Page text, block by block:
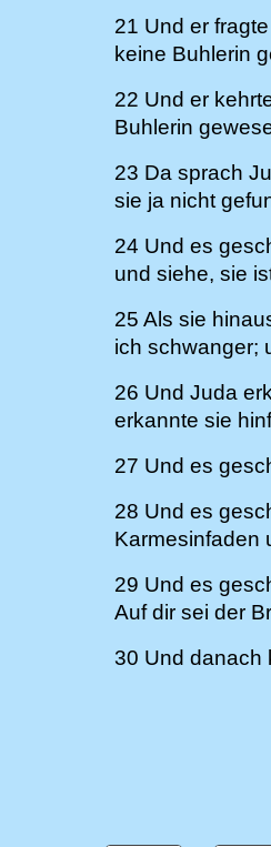
21 Und er
keine Buhlerin
22 Und er
Buhlerin
23 Da sprach
sie ja nicht
24 Und es
und siehe, sie
25 Als sie
ich schwanger;
26 Und Juda
erkannte sie
27 Und es
28 Und es
Karmesinfaden
29 Und es
Auf dir sei der
30 Und danach